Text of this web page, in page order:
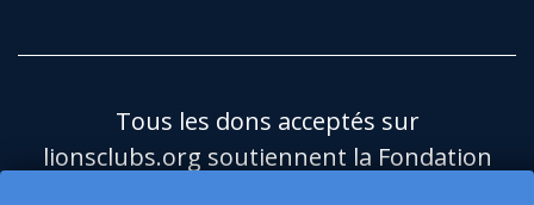
Tous les dons acceptés sur
lionsclubs.org soutiennent la Fondation